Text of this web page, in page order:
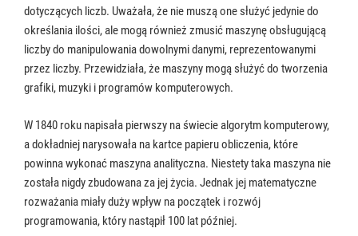
dotyczących liczb. Uważała, że nie muszą one służyć jedynie do
określania ilości, ale mogą również zmusić maszynę obsługującą
liczby do manipulowania dowolnymi danymi, reprezentowanymi
przez liczby. Przewidziała, że maszyny mogą służyć do tworzenia
grafiki, muzyki i programów komputerowych.
W 1840 roku napisała pierwszy na świecie algorytm komputerowy,
a dokładniej narysowała na kartce papieru obliczenia, które
powinna wykonać maszyna analityczna. Niestety taka maszyna nie
została nigdy zbudowana za jej życia. Jednak jej matematyczne
rozważania miały duży wpływ na początek i rozwój
programowania, który nastąpił 100 lat później.